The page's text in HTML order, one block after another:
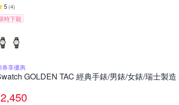
5 (4)
時下殺
券享優惠
GOLDEN TAC 經典手錶/男錶/女錶/瑞士製
2,450